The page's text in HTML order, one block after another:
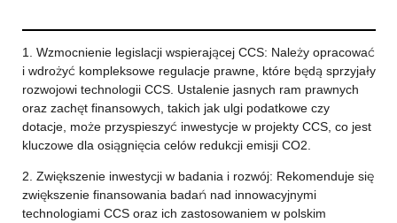
1. Wzmocnienie legislacji wspierającej CCS: Należy opracować
i wdrożyć kompleksowe regulacje prawne, które będą sprzyjały
rozwojowi technologii CCS. Ustalenie jasnych ram prawnych
oraz zachęt finansowych, takich jak ulgi podatkowe czy
dotacje, może przyspieszyć inwestycje w projekty CCS, co jest
kluczowe dla osiągnięcia celów redukcji emisji CO2.
2. Zwiększenie inwestycji w badania i rozwój: Rekomenduje się
zwiększenie finansowania badań nad innowacyjnymi
technologiami CCS oraz ich zastosowaniem w polskim